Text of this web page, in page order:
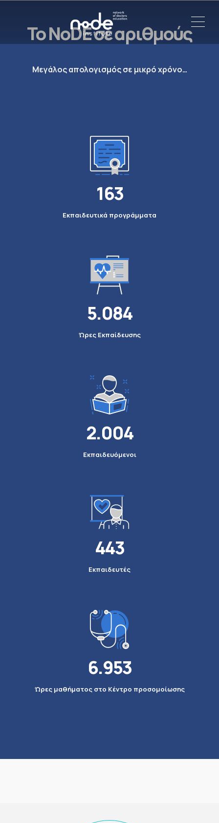
To NoDE σε αριθμούς
Μεγάλος απολογισμός σε μικρό χρόνο…
163
Εκπαιδευτικά προγράμματα
5.084
Ώρες Εκπαίδευσης
2.004
Εκπαιδευόμενοι
443
Εκπαιδευτές
6.953
Ώρες μαθήματος στο Κέντρο προσομοίωσης